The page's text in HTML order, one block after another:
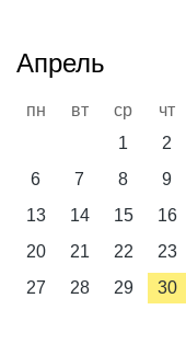
Апрель
пн вт ср чт
1
2
6
7 8 9
13
14 15 16
20
21 22 23
27
28 29 30